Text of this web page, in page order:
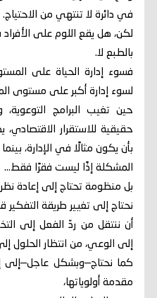
في دائرة لا تنتهي من الاحتياج.
لكن، هل يقع اللوم على
بالطبع لا.
فسوء إدارة الحياة على
لسوء إدارة أكبر على مستوى
حين تغيب البرامج
حقيقية للاستقرار
بأن يكون مثالًا في الإدارة،
المشكلة إذًا ليست فقرًا فقط…
بل منظومة تحتاج إلى إعادة
نحتاج إلى تغيير طريقة
أن ننتقل من ردّ الفعل إلى
إلى الوعي، من انتظار الحلول
كما نحتاج—وبشكل عاجل—إلى
مقدمة أولوياتها،